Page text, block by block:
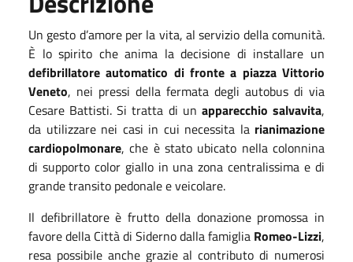
Un gesto d’amore per la vita, al servizio della comunità.
È lo spirito che anima la decisione di installare un
defibrillatore automatico di fronte a piazza Vittorio
Veneto, nei pressi della fermata degli autobus di via
Cesare Battisti. Si tratta di un apparecchio salvavita,
da utilizzare nei casi in cui necessita la rianimazione
cardiopolmonare, che è stato ubicato nella colonnina
di supporto color giallo in una zona centralissima e di
grande transito pedonale e veicolare.
Il defibrillatore è frutto della donazione promossa in
favore della Città di Siderno dalla famiglia Romeo-Lizzi,
resa possibile anche grazie al contributo di numerosi